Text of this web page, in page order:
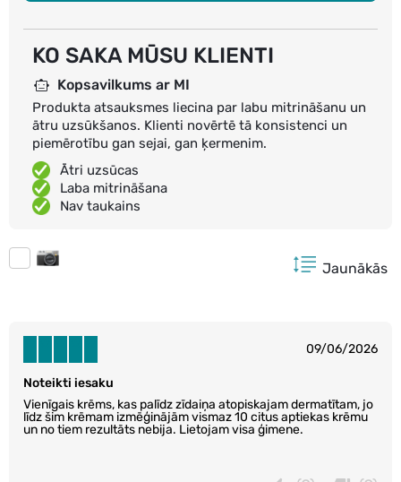
KO SAKA MŪSU KLIENTI
Kopsavilkums ar MI
Produkta atsauksmes liecina par labu mitrināšanu un
ātru uzsūkšanos. Klienti novērtē tā konsistenci un
piemērotību gan sejai, gan ķermenim.
Ātri uzsūcas
Laba mitrināšana
Nav taukains
Jaunākās
09/06/2026
Noteikti iesaku
Vienīgais krēms, kas palīdz zīdaiņa atopiskajam dermatītam, jo
līdz šim krēmam izmēģinājām vismaz 10 citus aptiekas krēmu
un no tiem rezultāts nebija. Lietojam visa ģimene.